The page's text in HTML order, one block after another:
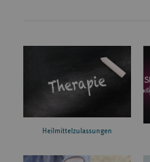
Heilmittelzulassungen